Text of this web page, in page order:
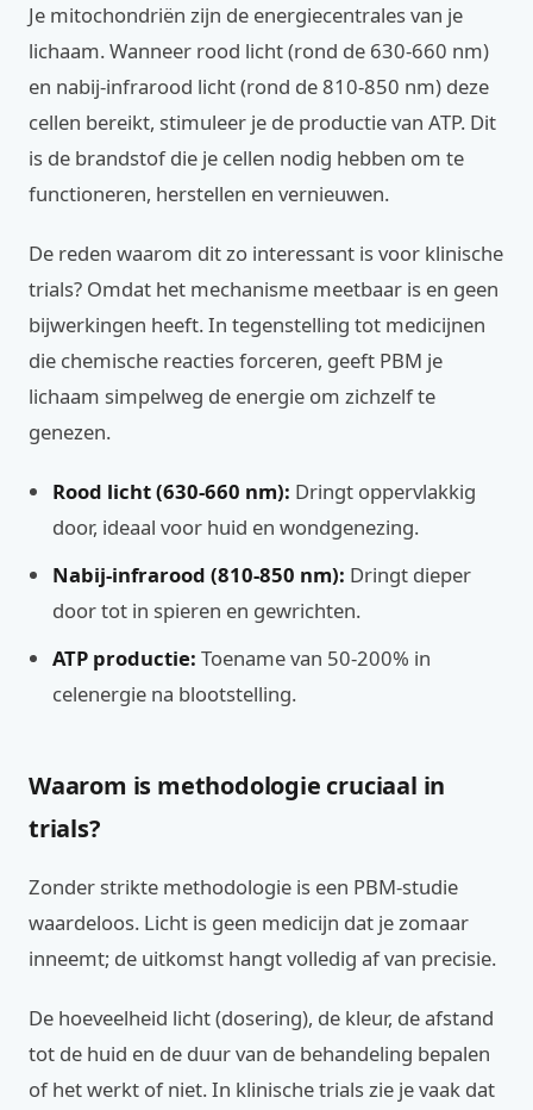
Je mitochondriën zijn de energiecentrales van je
lichaam. Wanneer rood licht (rond de 630-660 nm)
en nabij-infrarood licht (rond de 810-850 nm) deze
cellen bereikt, stimuleer je de productie van ATP. Dit
is de brandstof die je cellen nodig hebben om te
functioneren, herstellen en vernieuwen.
De reden waarom dit zo interessant is voor klinische
trials? Omdat het mechanisme meetbaar is en geen
bijwerkingen heeft. In tegenstelling tot medicijnen
die chemische reacties forceren, geeft PBM je
lichaam simpelweg de energie om zichzelf te
genezen.
Rood licht (630-660 nm): Dringt oppervlakkig
door, ideaal voor huid en wondgenezing.
Nabij-infrarood (810-850 nm): Dringt dieper
door tot in spieren en gewrichten.
ATP productie: Toename van 50-200% in
celenergie na blootstelling.
Waarom is methodologie cruciaal in
trials?
Zonder strikte methodologie is een PBM-studie
waardeloos. Licht is geen medicijn dat je zomaar
inneemt; de uitkomst hangt volledig af van precisie.
De hoeveelheid licht (dosering), de kleur, de afstand
tot de huid en de duur van de behandeling bepalen
of het werkt of niet. In klinische trials zie je vaak dat